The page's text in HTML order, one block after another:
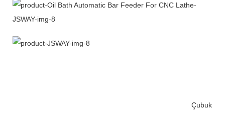
Çubuk